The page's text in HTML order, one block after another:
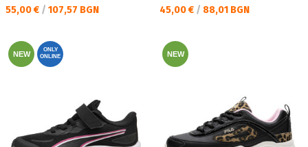
Текуща цена:
55,00 € / 107,57 BGN Текуща цена:
45,00 € / 88,01 BGN
NEW
ONLY
ONLINE
NEW